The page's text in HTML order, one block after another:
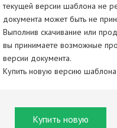
текущей версии шаблона не
документа может быть не
Выполнив скачивание или
вы принимаете возможные
версии документа.
Купить новую версию
Купить новую